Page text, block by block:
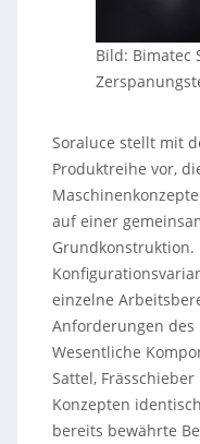
Bild: Bimatec
Soraluce stellt mit
Produktreihe vor,
auf einer
Grundkonstruktion.
einzelne
Anforderungen des
Wesentliche
Sattel,
Konzepten
bereits bewährte